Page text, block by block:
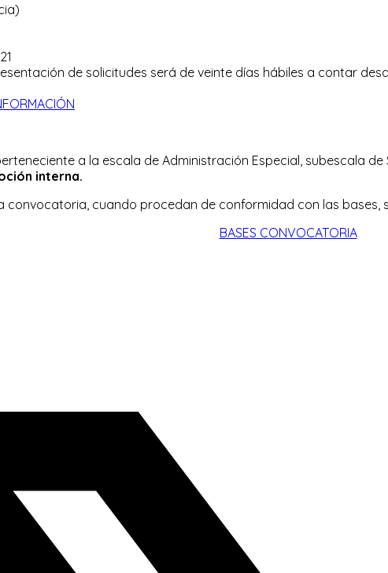
de solicitudes será de veinte días hábiles a contar
a la escala de Administración Especial, subescala
interna.
convocatoria, cuando procedan de conformidad con las
BASES CONVOCATORIA